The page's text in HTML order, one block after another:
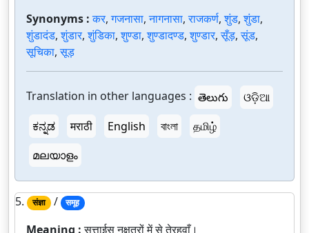
Synonyms :कर,गजनासा,नागनासा,राजकर्ण,शुंड,शुंडा,
शुंडादंड,शुंडार,शुंडिका,शुण्डा,शुण्डादण्ड,शुण्डार,सूँड़,सूंड,
सूचिका,सूड़
Translation in other languages : తెలుగు
ଓଡ଼ିଆ
ಕನ್ನಡ
मराठी English বাংলা
தமிழ்
മലയാളം
5. संज्ञा / समूह
Meaning :सत्ताईस नक्षत्रों में से तेरहवाँ।